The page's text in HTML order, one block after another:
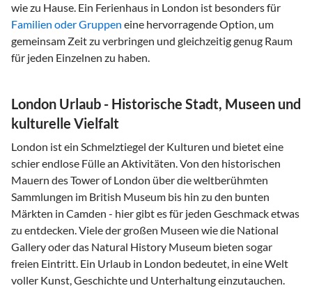
wie zu Hause. Ein Ferienhaus in London ist besonders für
Familien oder Gruppen eine hervorragende Option, um
gemeinsam Zeit zu verbringen und gleichzeitig genug Raum
für jeden Einzelnen zu haben.
London Urlaub - Historische Stadt, Museen und
kulturelle Vielfalt
London ist ein Schmelztiegel der Kulturen und bietet eine
schier endlose Fülle an Aktivitäten. Von den historischen
Mauern des Tower of London über die weltberühmten
Sammlungen im British Museum bis hin zu den bunten
Märkten in Camden - hier gibt es für jeden Geschmack etwas
zu entdecken. Viele der großen Museen wie die National
Gallery oder das Natural History Museum bieten sogar
freien Eintritt. Ein Urlaub in London bedeutet, in eine Welt
voller Kunst, Geschichte und Unterhaltung einzutauchen.